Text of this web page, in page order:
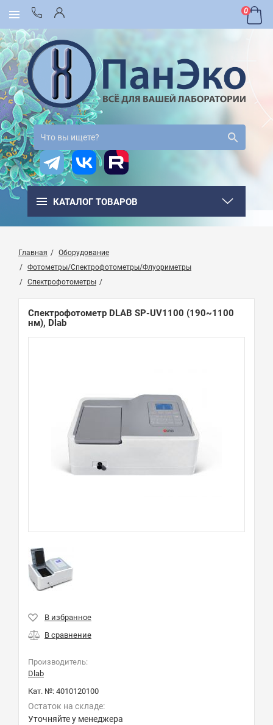
0
КАТАЛОГ ТОВАРОВ
Главная
Оборудование
Фотометры/Спектрофотометры/Флуориметры
Спектрофотометры
Спектрофотометр DLAB SP-UV1100 (190~1100
нм), Dlab
Производитель:
Dlab
Кат. №: 4010120100
Остаток на складе:
Уточняйте у менеджера